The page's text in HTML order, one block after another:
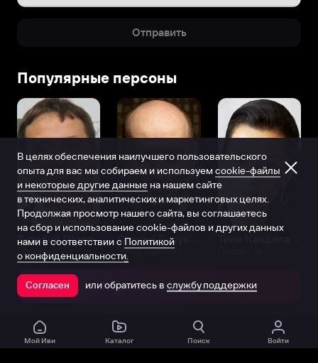
Отправить
Популярные персоны
Виталий Шляппо
Продюсер Актёр дубляжа
Открыть в приложении
Мой Иви Каталог Поиск Войти
В целях обеспечения наилучшего пользовательского
опыта для вас мы собираем и используем cookie-файлы
и некоторые другие данные на нашем сайте
в технических, аналитических и маркетинговых целях.
Продолжая просмотр нашего сайта, вы соглашаетесь
на сбор и использование cookie-файлов и других данных
нами в соответствии с Политикой
о конфиденциальности.
Согласен или обратитесь в службу поддержки